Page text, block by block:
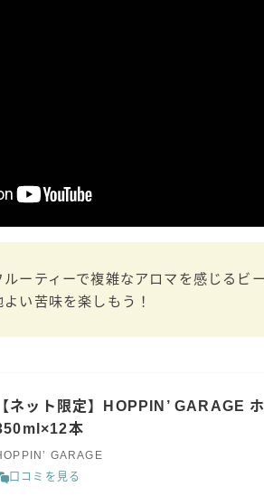
ルーティーで複雑なアロマを感じるビ
よい苦味を楽しもう！
【ネット限定】HOPPIN’ GARAGE
本
GARAGE
口コミを見る